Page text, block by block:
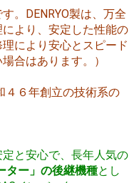
。DENRYO製は、万全
より、安定した性能の
により安心とスピード
合はあります。）
４６年創立の技術系の
定と安心で、長年人気の
ター」の後継機種とし